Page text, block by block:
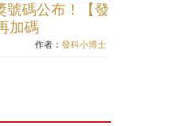
號碼公布！【發
加碼
作者：發科小博士